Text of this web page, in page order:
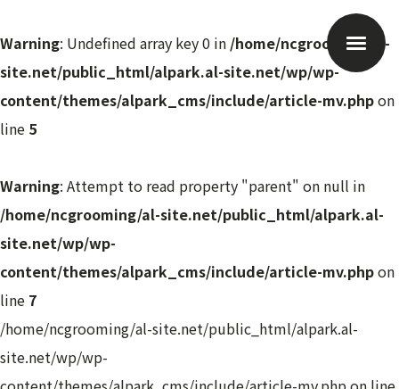
Warning: Undefined array key 0 in /home/ncgrooming/al-
site.net/public_html/alpark.al-site.net/wp/wp-
content/themes/alpark_cms/include/article-mv.phpon
line 5
Warning: Attempt to read property "parent" on null in
/home/ncgrooming/al-site.net/public_html/alpark.al-
site.net/wp/wp-
content/themes/alpark_cms/include/article-mv.phpon
line 7
/home/ncgrooming/al-site.net/public_html/alpark.al-
site.net/wp/wp-